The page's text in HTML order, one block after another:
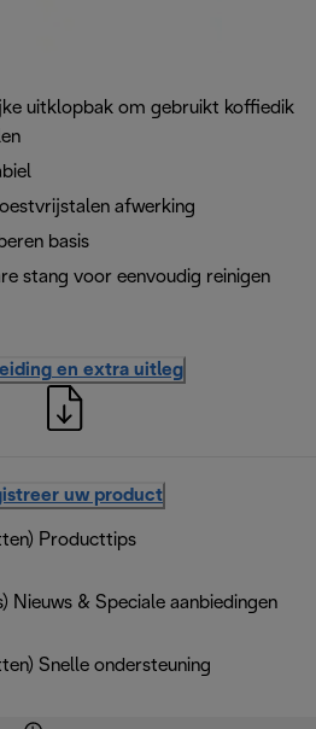
uitklopbak om gebruikt koffiedik
afwerking
basis
stang voor eenvoudig reinigen
en extra uitleg
uw product
Producttips
Nieuws & Speciale aanbiedingen
Snelle ondersteuning